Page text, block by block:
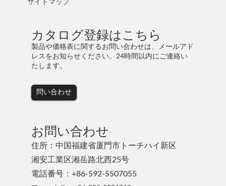
カタログ登録はこちら
製品や価格表に関するお問い合わせは、メールアド
レスをお知らせください。24時間以内にご連絡い
たします。
問い合わせ
お問い合わせ
住所：中国福建省厦門市トーチハイ新区
湘安工業区湘岳路北西25号
電話番号：+86-592-5507055